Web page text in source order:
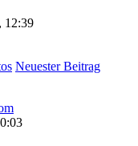
12:39
Neuester Beitrag